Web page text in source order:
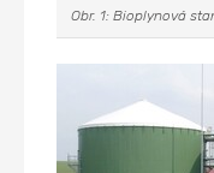
Obr. 1: Bioplynová